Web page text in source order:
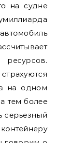
на судне
на одном
тем более
серьезный